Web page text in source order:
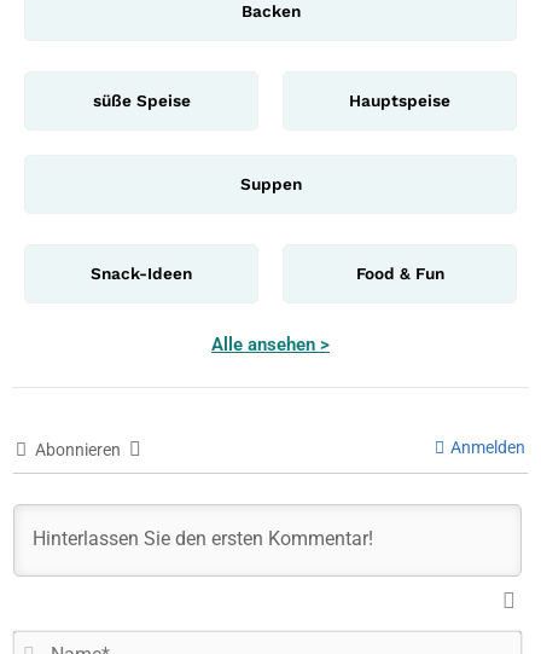
Backen
süße Speise Hauptspeise
Suppen
Snack-Ideen Food & Fun
Alle ansehen >
Abonnieren Anmelden